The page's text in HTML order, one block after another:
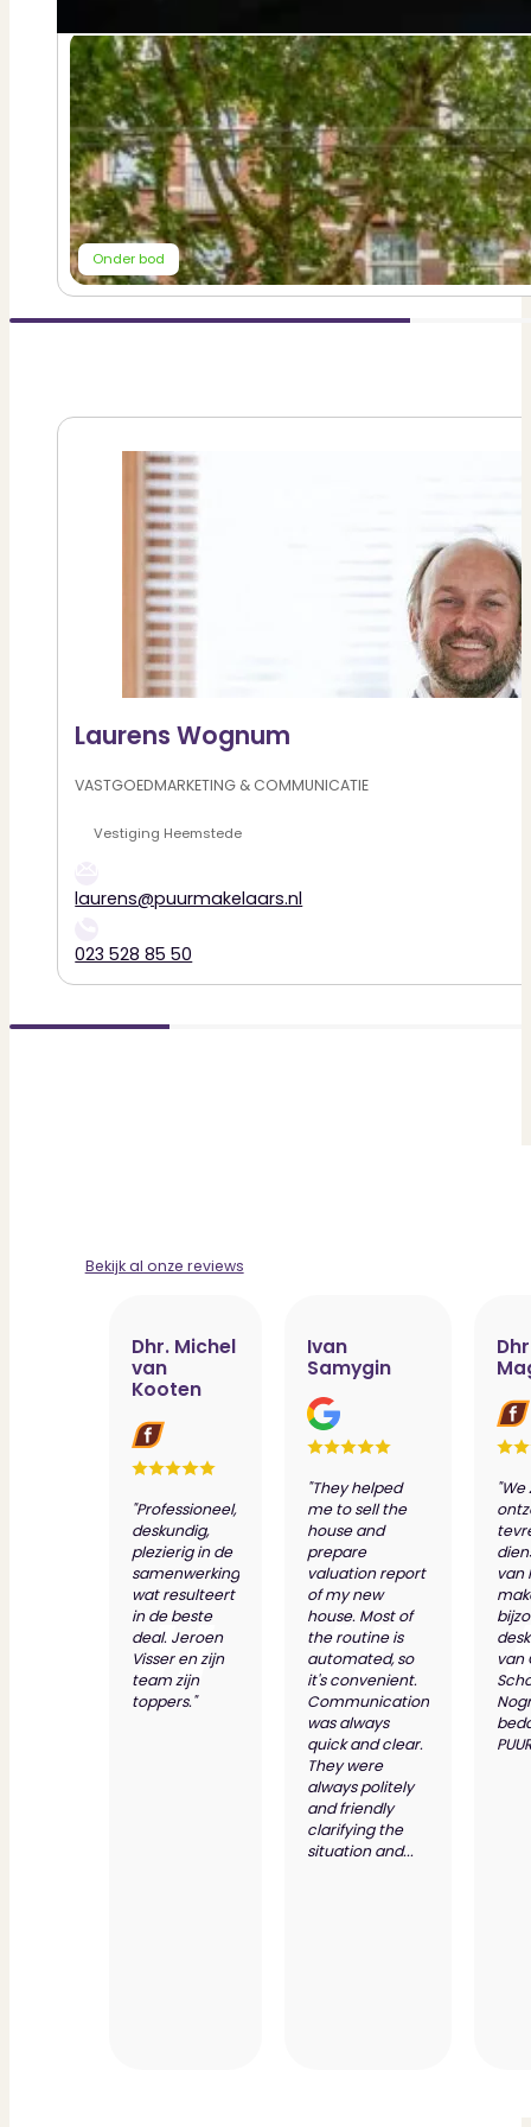
Onder bod
Laurens Wognum
VASTGOEDMARKETING & COMMUNICATIE
Heemstede
laurens@puurmakelaars.nl
023 528 85 50
Bekijk al onze reviews
Dhr. Michel
van
Kooten
"Professioneel,
deskundig,
plezierig in de
samenwerking
wat resulteert
in de beste
deal. Jeroen
Visser en zijn
team zijn
toppers."
Ivan
Samygin
"They helped
me to sell the
house and
prepare
valuation report
of my new
house. Most of
the routine is
automated, so
it's convenient.
Communication
was always
quick and clear.
They were
always politely
and friendly
clarifying the
situation and...
"We
van
van